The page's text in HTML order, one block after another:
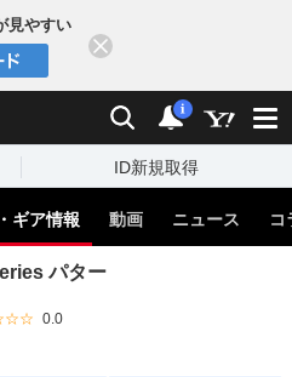
見やすい
検索 通知
i
ID新規取得
ギア情報 動画 ニュース コ
パター
0.0